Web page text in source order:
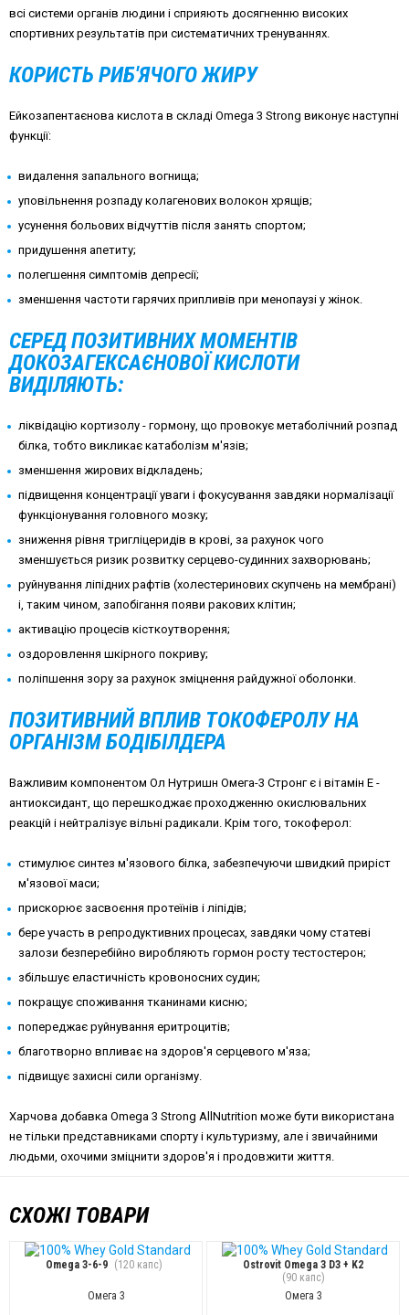
всі системи органів людини і сприяють досягненню високих
спортивних результатів при систематичних тренуваннях.
КОРИСТЬ РИБ'ЯЧОГО ЖИРУ
Ейкозапентаєнова кислота в складі Omega 3 Strong виконує наступні
функції:
видалення запального вогнища;
уповільнення розпаду колагенових волокон хрящів;
усунення больових відчуттів після занять спортом;
придушення апетиту;
полегшення симптомів депресії;
зменшення частоти гарячих припливів при менопаузі у жінок.
СЕРЕД ПОЗИТИВНИХ МОМЕНТІВ
ДОКОЗАГЕКСАЄНОВОЇ КИСЛОТИ
ВИДІЛЯЮТЬ:
ліквідацію кортизолу - гормону, що провокує метаболічний розпад
білка, тобто викликає катаболізм м'язів;
зменшення жирових відкладень;
підвищення концентрації уваги і фокусування завдяки нормалізації
функціонування головного мозку;
зниження рівня тригліцеридів в крові, за рахунок чого
зменшується ризик розвитку серцево-судинних захворювань;
руйнування ліпідних рафтів (холестеринових скупчень на мембрані)
і, таким чином, запобігання появи ракових клітин;
активацію процесів кісткоутворення;
оздоровлення шкірного покриву;
поліпшення зору за рахунок зміцнення райдужної оболонки.
ПОЗИТИВНИЙ ВПЛИВ ТОКОФЕРОЛУ НА
ОРГАНІЗМ БОДІБІЛДЕРА
Важливим компонентом Ол Нутришн Омега-3 Стронг є і вітамін Е -
антиоксидант, що перешкоджає проходженню окислювальних
реакцій і нейтралізує вільні радикали. Крім того, токоферол:
стимулює синтез м'язового білка, забезпечуючи швидкий приріст
м'язової маси;
прискорює засвоєння протеїнів і ліпідів;
бере участь в репродуктивних процесах, завдяки чому статеві
залози безперебійно виробляють гормон росту тестостерон;
збільшує еластичність кровоносних судин;
покращує споживання тканинами кисню;
попереджає руйнування еритроцитів;
благотворно впливає на здоров'я серцевого м'яза;
підвищує захисні сили організму.
Харчова добавка Omega 3 Strong AllNutrition може бути використана
не тільки представниками спорту і культуризму, але і звичайними
людьми, охочими зміцнити здоров'я і продовжити життя.
СХОЖІ ТОВАРИ
Omega 3-6-9 (120 капс)
Омега 3
Ostrovit Omega 3 D3 + K2
(90 капс)
Омега 3